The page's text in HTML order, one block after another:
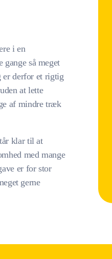
i en
så meget
er derfor et rigtig
at lette
af mindre træk
klar til at
med mange
er for stor
gerne